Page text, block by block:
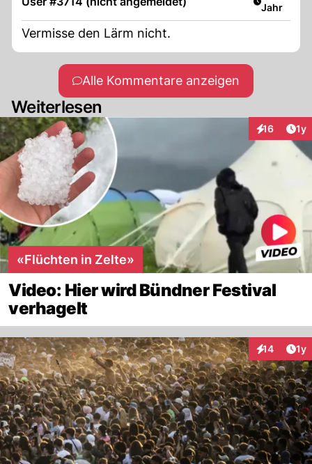
Jahr
Vermisse den Lärm nicht.
Alle Kommentare anzeigen
Weiterlesen
16 1y
«Flüchten in Zelte»
Video: Hier wird Bündner Festival
verhagelt
14 1y